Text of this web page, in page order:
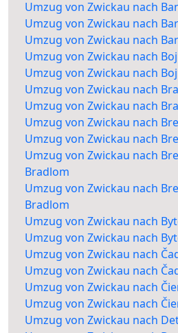
Umzug von Zwickau nach
Umzug von Zwickau nach
Umzug von Zwickau nach
Umzug von Zwickau nach
Umzug von Zwickau nach
Umzug von Zwickau nach
Umzug von Zwickau nach
Umzug von Zwickau nach
Umzug von Zwickau nach
Umzug von Zwickau nach
Bradlom
Umzug von Zwickau nach
Bradlom
Umzug von Zwickau nach
Umzug von Zwickau nach
Umzug von Zwickau nach
Umzug von Zwickau nach
Umzug von Zwickau nach
Umzug von Zwickau nach
Umzug von Zwickau nach